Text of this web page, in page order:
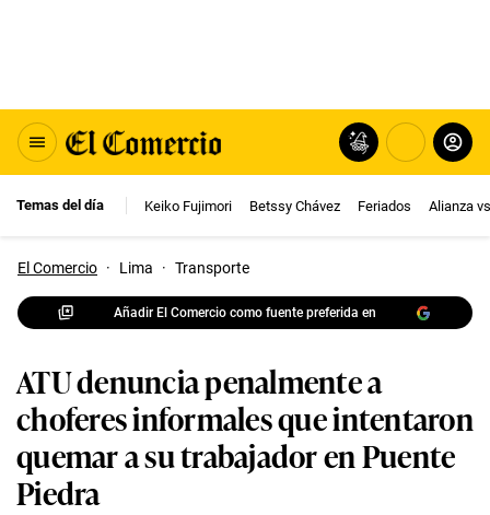
Temas del día Keiko Fujimori Betssy Chávez Feriados Alianza
El Comercio · Lima · Transporte
Añadir El Comercio como fuente preferida en
ATU denuncia penalmente a
choferes informales que intentaron
quemar a su trabajador en Puente
Piedra